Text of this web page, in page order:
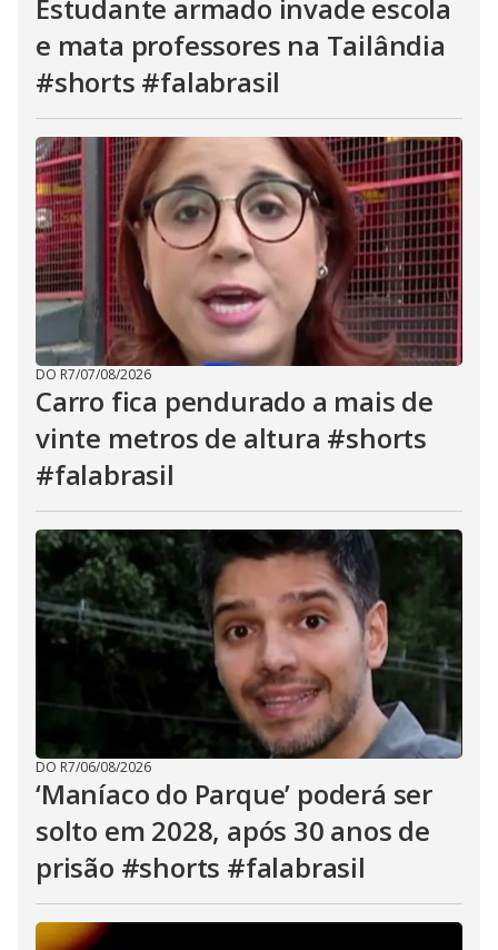
Estudante armado invade escola
e mata professores na Tailândia
#shorts #falabrasil
DO R7/07/08/2026
Carro fica pendurado a mais de
vinte metros de altura #shorts
#falabrasil
DO R7/06/08/2026
‘Maníaco do Parque’ poderá ser
solto em 2028, após 30 anos de
prisão #shorts #falabrasil